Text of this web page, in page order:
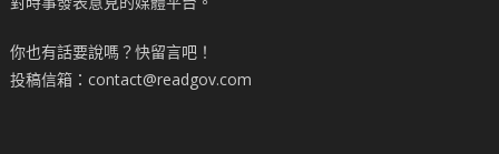
你也有話要說嗎？快留言吧！
投稿信箱：contact@readgov.com